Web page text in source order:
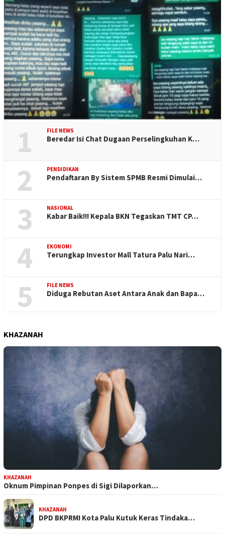
1 FILE NEWS
Beredar Isi Chat Dugaan Perselingkuhan K…
2 PENDIDIKAN
Pendaftaran By Sistem SPMB Resmi Dimulai…
3 NASIONAL
Kabar Baik!!! Kepala BKN Tegaskan TMT CP…
4 EKONOMI
Terungkap Investor Mall Tatura Palu Nari…
5 FILE NEWS
Diduga Rebutan Aset Antara Anak dan Bapa…
KHAZANAH
KHAZANAH
Oknum Pimpinan Ponpes di Sigi Dilaporkan…
KHAZANAH
DPD BKPRMI Kota Palu Kutuk Keras Tindaka…